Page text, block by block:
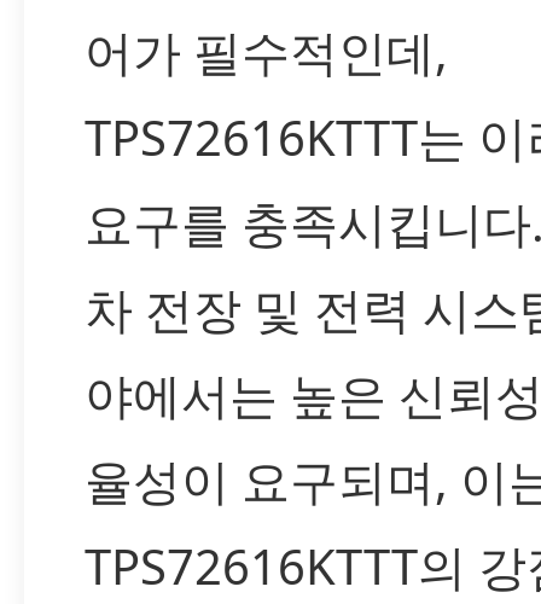
어가 필수적인데,
TPS72616KTTT는
요구를 충족시킵니
차 전장 및 전력 시스
야에서는 높은 신뢰
율성이 요구되며, 이
TPS72616KTTT의